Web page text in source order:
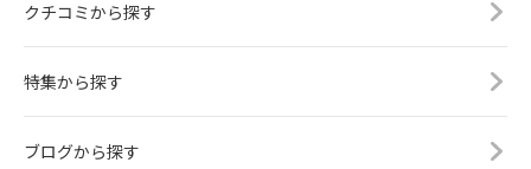
クチコミから探す
特集から探す
ブログから探す